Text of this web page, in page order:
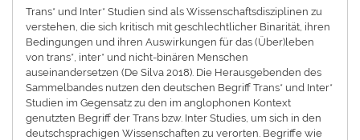
Trans* und Inter* Studien sind als Wissenschaftsdisziplinen zu
verstehen, die sich kritisch mit geschlechtlicher Binarität, ihren
Bedingungen und ihren Auswirkungen für das (Über)leben
von trans*, inter* und nicht-binären Menschen
auseinandersetzen (De Silva 2018). Die Herausgebenden des
Sammelbandes nutzen den deutschen Begriff Trans* und Inter*
Studien im Gegensatz zu den im anglophonen Kontext
genutzten Begriff der Trans bzw. Inter Studies, um sich in den
deutschsprachigen Wissenschaften zu verorten. Begriffe wie